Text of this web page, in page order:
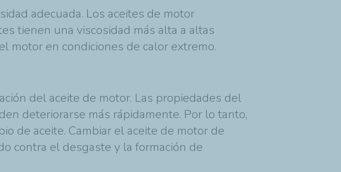
adecuada. Los aceites de motor
tienen una viscosidad más alta a altas
motor en condiciones de calor extremo.
del aceite de motor. Las propiedades del
deteriorarse más rápidamente. Por lo tanto,
de aceite. Cambiar el aceite de motor de
contra el desgaste y la formación de